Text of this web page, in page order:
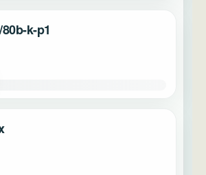
k-p1